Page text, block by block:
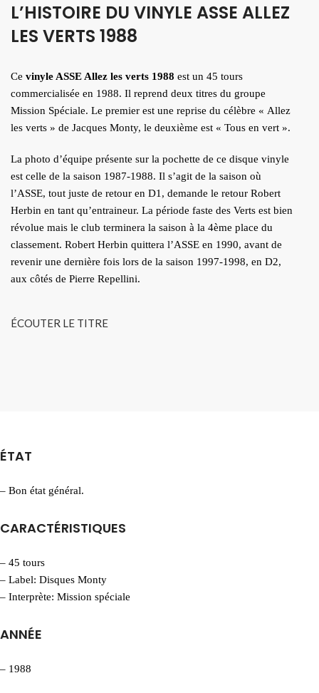
L’HISTOIRE DU VINYLE ASSE ALLEZ
LES VERTS 1988
Ce vinyle ASSE Allez les verts 1988 est un 45 tours
commercialisée en 1988. Il reprend deux titres du groupe
Mission Spéciale. Le premier est une reprise du célèbre « Allez
les verts » de Jacques Monty, le deuxième est « Tous en vert ».
La photo d’équipe présente sur la pochette de ce disque vinyle
est celle de la saison 1987-1988. Il s’agit de la saison où
l’ASSE, tout juste de retour en D1, demande le retour Robert
Herbin en tant qu’entraineur. La période faste des Verts est bien
révolue mais le club terminera la saison à la 4ème place du
classement. Robert Herbin quittera l’ASSE en 1990, avant de
revenir une dernière fois lors de la saison 1997-1998, en D2,
aux côtés de Pierre Repellini.
ÉCOUTER LE TITRE
ÉTAT
– Bon état général.
CARACTÉRISTIQUES
– 45 tours
– Label: Disques Monty
– Interprète: Mission spéciale
ANNÉE
– 1988